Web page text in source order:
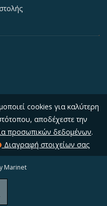
cookies για καλύτερη
αποδέχεστε την
προσωπικών δεδομένων.
Διαγραφή στοιχείων σας
Marinet